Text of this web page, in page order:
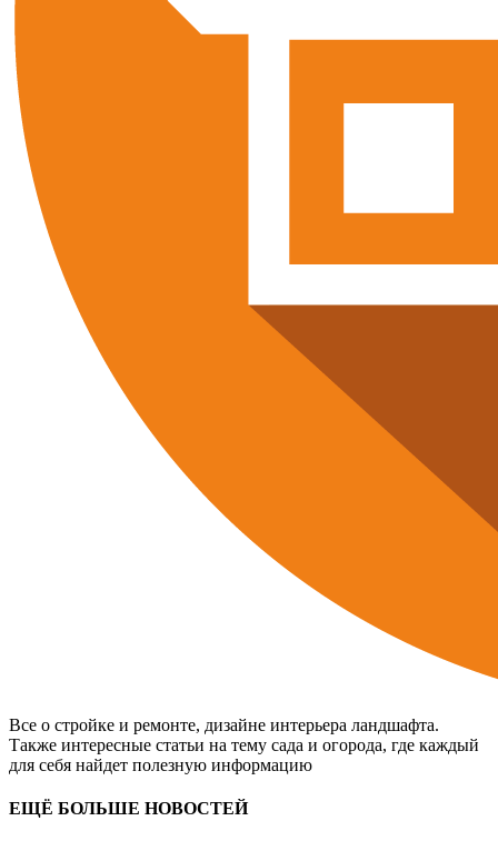
Все о стройке и ремонте, дизайне интерьера ландшафта.
Также интересные статьи на тему сада и огорода, где каждый
для себя найдет полезную информацию
ЕЩЁ БОЛЬШЕ НОВОСТЕЙ